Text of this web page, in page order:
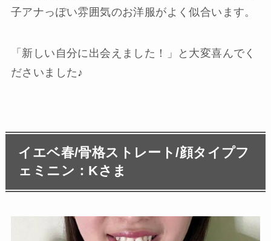
子アナっぽい雰囲気のお洋服がよく似合います。
「新しい自分に出会えました！」と大変喜んでく
ださいました♪
イエベ春/骨格ストレート/顔タイプフ
ェミニン：Kさま